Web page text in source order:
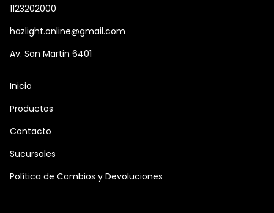
1123202000
hazlight.online@gmail.com
Av. San Martin 6401
Inicio
Productos
Contacto
Sucursales
Política de Cambios y Devoluciones